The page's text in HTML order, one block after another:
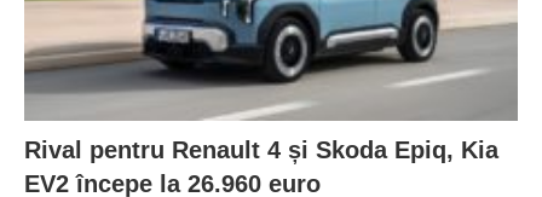
Rival pentru Renault 4 și Skoda Epiq, Kia
EV2 începe la 26.960 euro